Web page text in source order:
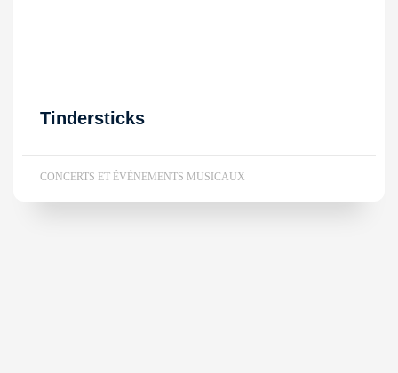
Tindersticks
CONCERTS ET ÉVÉNEMENTS MUSICAUX